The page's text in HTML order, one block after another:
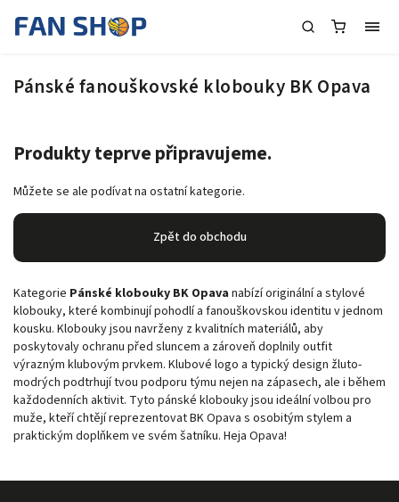
Pánské fanouškovské klobouky BK Opava
Produkty teprve připravujeme.
Můžete se ale podívat na ostatní kategorie.
Zpět do obchodu
Kategorie Pánské klobouky BK Opava nabízí originální a stylové
klobouky, které kombinují pohodlí a fanouškovskou identitu v jednom
kousku. Klobouky jsou navrženy z kvalitních materiálů, aby
poskytovaly ochranu před sluncem a zároveň doplnily outfit
výrazným klubovým prvkem. Klubové logo a typický design žluto-
modrých podtrhují tvou podporu týmu nejen na zápasech, ale i během
každodenních aktivit. Tyto pánské klobouky jsou ideální volbou pro
muže, kteří chtějí reprezentovat BK Opava s osobitým stylem a
praktickým doplňkem ve svém šatníku. Heja Opava!